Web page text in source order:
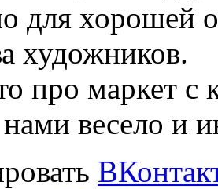
для хорошей
художников.
про маркет с
весело и